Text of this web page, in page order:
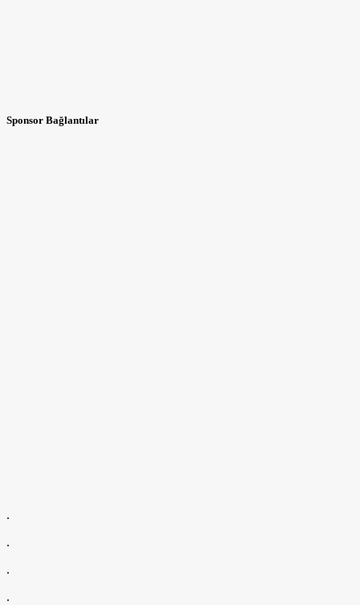
Sponsor Bağlantılar
.
.
.
.